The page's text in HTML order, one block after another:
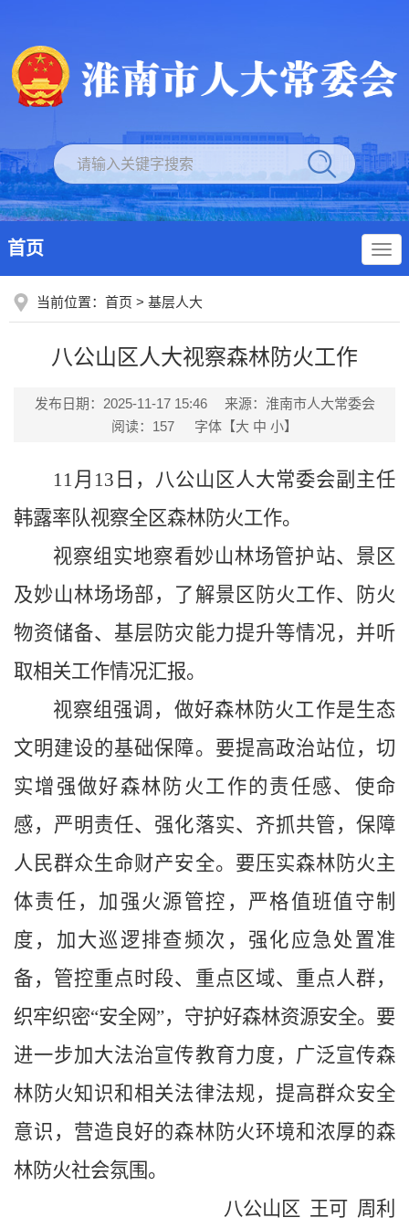
首页
当前位置： 首页 > 基层人大
八公山区人大视察森林防火工作
发布日期：2025-11-17 15:46
来源：淮南市人大常委会
阅读： 157 字体【大 中 小】
11月13日，八公山区人大常委会副主任
韩露率队视察全区森林防火工作。
视察组实地察看妙山林场管护站、景区
及妙山林场场部，了解景区防火工作、防火
物资储备、基层防灾能力提升等情况，并听
取相关工作情况汇报。
视察组强调，做好森林防火工作是生态
文明建设的基础保障。要提高政治站位，切
实增强做好森林防火工作的责任感、使命
感，严明责任、强化落实、齐抓共管，保障
人民群众生命财产安全。要压实森林防火主
体责任，加强火源管控，严格值班值守制
度，加大巡逻排查频次，强化应急处置准
备，管控重点时段、重点区域、重点人群，
织牢织密“安全网”，守护好森林资源安全。要
进一步加大法治宣传教育力度，广泛宣传森
林防火知识和相关法律法规，提高群众安全
意识，营造良好的森林防火环境和浓厚的森
林防火社会氛围。
八公山区 王可 周利